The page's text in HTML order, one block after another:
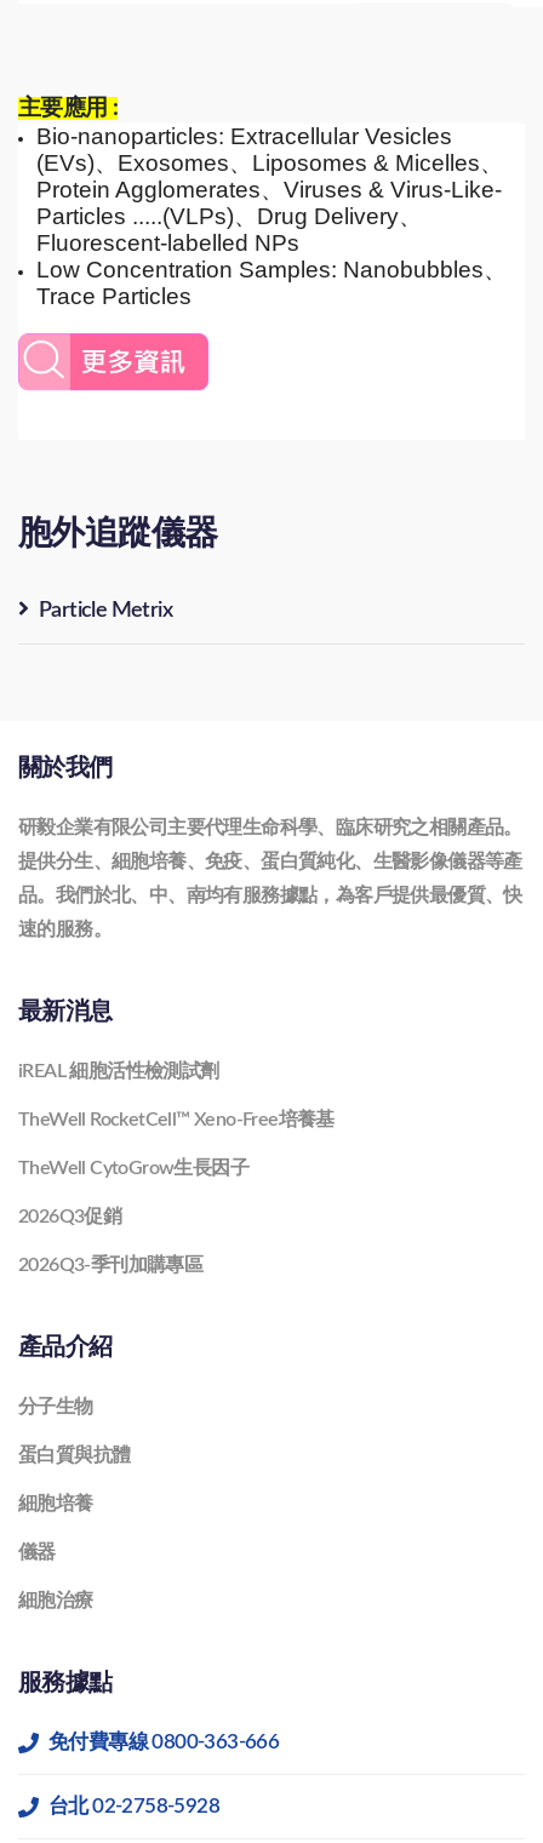
胞外追蹤儀器
Particle Metrix
主要應用 :
Bio-nanoparticles: Extracellular Vesicles
(EVs)、Exosomes、Liposomes & Micelles、
Protein Agglomerates、Viruses & Virus-Like-
Particles .....(VLPs)、Drug Delivery、
Fluorescent-labelled NPs
Low Concentration Samples: Nanobubbles、
Trace Particles
關於我們
研毅企業有限公司主要代理生命科學、臨床研究之相關產品。
提供分生、細胞培養、免疫、蛋白質純化、生醫影像儀器等產
品。我們於北、中、南均有服務據點，為客戶提供最優質、快
速的服務。
最新消息
iREAL 細胞活性檢測試劑
TheWell RocketCell™ Xeno-Free培養基
TheWell CytoGrow生長因子
2026Q3促銷
2026Q3-季刊加購專區
產品介紹
分子生物
蛋白質與抗體
細胞培養
儀器
細胞治療
服務據點
免付費專線 0800-363-666
台北 02-2758-5928